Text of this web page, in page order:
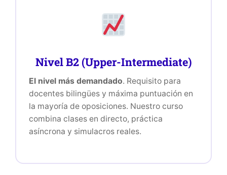
Nivel B2 (Upper-Intermediate)
El nivel más demandado. Requisito para
docentes bilingües y máxima puntuación en
la mayoría de oposiciones. Nuestro curso
combina clases en directo, práctica
asíncrona y simulacros reales.